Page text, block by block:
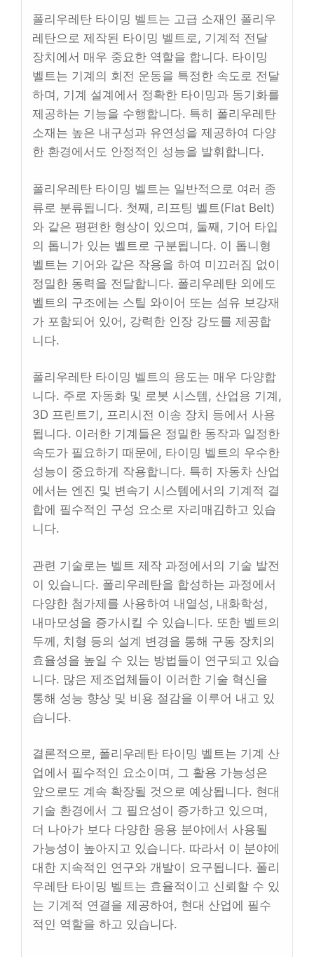
폴리우레탄 타이밍 벨트는 고급 소재인 폴리우
레탄으로 제작된 타이밍 벨트로, 기계적 전달
장치에서 매우 중요한 역할을 합니다. 타이밍
벨트는 기계의 회전 운동을 특정한 속도로 전달
하며, 기계 설계에서 정확한 타이밍과 동기화를
제공하는 기능을 수행합니다. 특히 폴리우레탄
소재는 높은 내구성과 유연성을 제공하여 다양
한 환경에서도 안정적인 성능을 발휘합니다.
폴리우레탄 타이밍 벨트는 일반적으로 여러 종
류로 분류됩니다. 첫째, 리프팅 벨트(Flat Belt)
와 같은 평편한 형상이 있으며, 둘째, 기어 타입
의 톱니가 있는 벨트로 구분됩니다. 이 톱니형
벨트는 기어와 같은 작용을 하여 미끄러짐 없이
정밀한 동력을 전달합니다. 폴리우레탄 외에도
벨트의 구조에는 스틸 와이어 또는 섬유 보강재
가 포함되어 있어, 강력한 인장 강도를 제공합
니다.
폴리우레탄 타이밍 벨트의 용도는 매우 다양합
니다. 주로 자동화 및 로봇 시스템, 산업용 기계,
3D 프린트기, 프리시전 이송 장치 등에서 사용
됩니다. 이러한 기계들은 정밀한 동작과 일정한
속도가 필요하기 때문에, 타이밍 벨트의 우수한
성능이 중요하게 작용합니다. 특히 자동차 산업
에서는 엔진 및 변속기 시스템에서의 기계적 결
합에 필수적인 구성 요소로 자리매김하고 있습
니다.
관련 기술로는 벨트 제작 과정에서의 기술 발전
이 있습니다. 폴리우레탄을 합성하는 과정에서
다양한 첨가제를 사용하여 내열성, 내화학성,
내마모성을 증가시킬 수 있습니다. 또한 벨트의
두께, 치형 등의 설계 변경을 통해 구동 장치의
효율성을 높일 수 있는 방법들이 연구되고 있습
니다. 많은 제조업체들이 이러한 기술 혁신을
통해 성능 향상 및 비용 절감을 이루어 내고 있
습니다.
결론적으로, 폴리우레탄 타이밍 벨트는 기계 산
업에서 필수적인 요소이며, 그 활용 가능성은
앞으로도 계속 확장될 것으로 예상됩니다. 현대
기술 환경에서 그 필요성이 증가하고 있으며,
더 나아가 보다 다양한 응용 분야에서 사용될
가능성이 높아지고 있습니다. 따라서 이 분야에
대한 지속적인 연구와 개발이 요구됩니다. 폴리
우레탄 타이밍 벨트는 효율적이고 신뢰할 수 있
는 기계적 연결을 제공하여, 현대 산업에 필수
적인 역할을 하고 있습니다.